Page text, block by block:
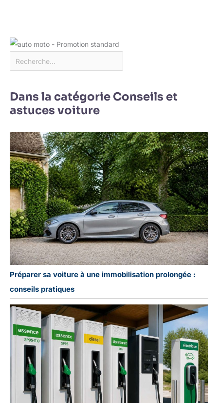
Dans la catégorie Conseils et
astuces voiture
Préparer sa voiture à une immobilisation prolongée :
conseils pratiques